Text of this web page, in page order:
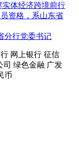
体经济跨境前行
资格，系山东省
分行党委书记
网上银行 征信
司 绿色金融 广发
币